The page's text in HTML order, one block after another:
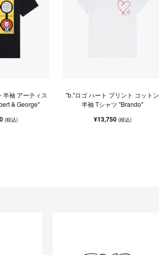
半袖 アーティス
& George"
(税込)
"b."ロゴ ハート プリント コットン
半袖 Tシャツ "Brando"
¥13,750 (税込)